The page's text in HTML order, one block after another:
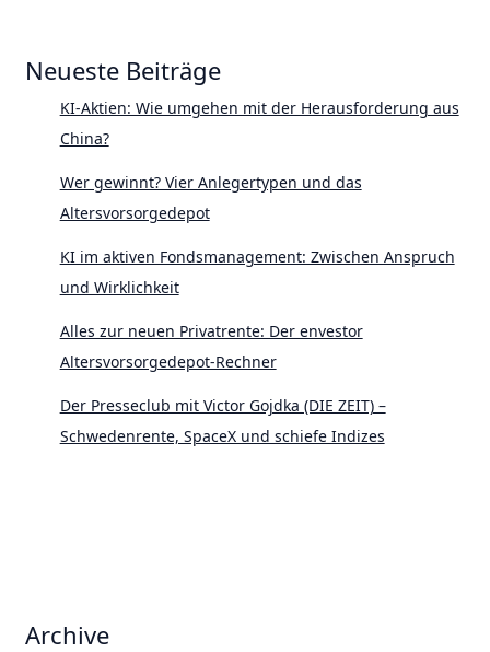
Neueste Beiträge
KI-Aktien: Wie umgehen mit der Herausforderung aus
China?
Wer gewinnt? Vier Anlegertypen und das
Altersvorsorgedepot
KI im aktiven Fondsmanagement: Zwischen Anspruch
und Wirklichkeit
Alles zur neuen Privatrente: Der envestor
Altersvorsorgedepot-Rechner
Der Presseclub mit Victor Gojdka (DIE ZEIT) –
Schwedenrente, SpaceX und schiefe Indizes
Archive